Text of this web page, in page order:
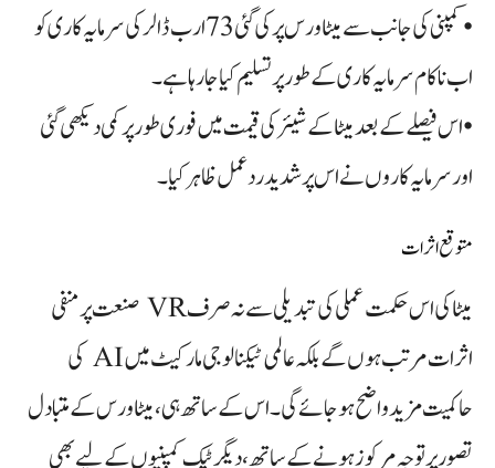
• کمپنی کی جانب سے میٹاورس پر کی گئی 73 ارب ڈالر کی سرمایہ کاری کو
اب ناکام سرمایہ کاری کے طور پر تسلیم کیا جا رہا ہے۔
• اس فیصلے کے بعد میٹا کے شیئر کی قیمت میں فوری طور پر کمی دیکھی گئی
اور سرمایہ کاروں نے اس پر شدید ردعمل ظاہر کیا۔
متوقع اثرات
میٹا کی اس حکمت عملی کی تبدیلی سے نہ صرف VR صنعت پر منفی
اثرات مرتب ہوں گے بلکہ عالمی ٹیکنالوجی مارکیٹ میں AI کی
حاکمیت مزید واضح ہو جائے گی۔ اس کے ساتھ ہی، میٹاورس کے متبادل
تصور پر توجہ مرکوز ہونے کے ساتھ، دیگر ٹیک کمپنیوں کے لیے بھی